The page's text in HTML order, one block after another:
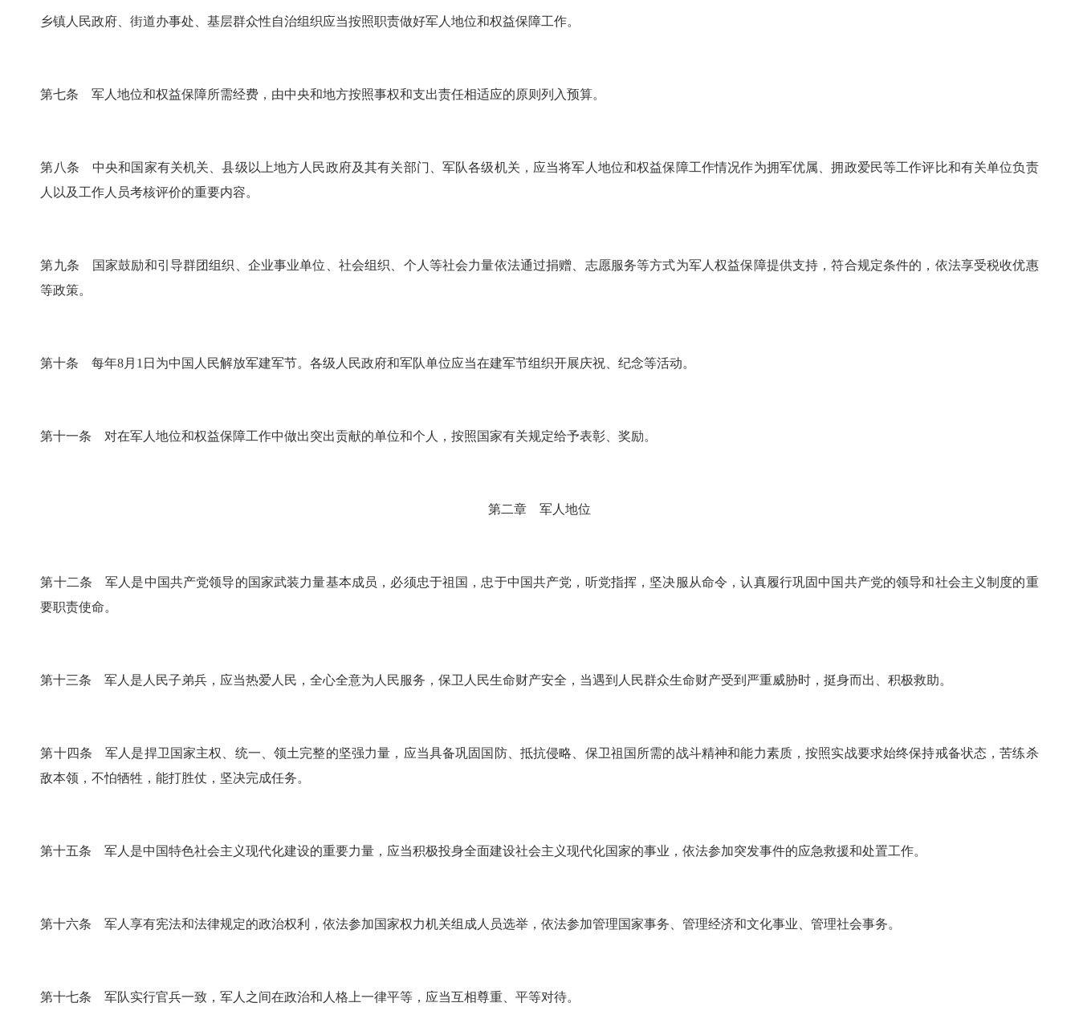
乡镇人民政府、街道办事处、基层群众性自治组织应当按照职责做好军人地位和权益保障工作。
第七条 军人地位和权益保障所需经费，由中央和地方按照事权和支出责任相适应的原则列入预算。
第八条 中央和国家有关机关、县级以上地方人民政府及其有关部门、军队各级机关，应当将军人地位和权益保障工作情况作为拥军优属、拥政爱民等工作评比和有关单位负责
人以及工作人员考核评价的重要内容。
第九条 国家鼓励和引导群团组织、企业事业单位、社会组织、个人等社会力量依法通过捐赠、志愿服务等方式为军人权益保障提供支持，符合规定条件的，依法享受税收优惠
等政策。
第十条 每年8月 1 日为中国人民解放军建军节。各级人民政府和军队单位应当在建军节组织开展庆祝、纪念等活动。
第十一条 对在军人地位和权益保障工作中做出突出贡献的单位和个人，按照国家有关规定给予表彰、奖励。
第二章 军人地位
第十二条 军人是中国共产党领导的国家武装力量基本成员，必须忠于祖国，忠于中国共产党，听党指挥，坚决服从命令，认真履行巩固中国共产党的领导和社会主义制度的重
要职责使命。
第十三条 军人是人民子弟兵，应当热爱人民，全心全意为人民服务，保卫人民生命财产安全，当遇到人民群众生命财产受到严重威胁时，挺身而出、积极救助。
第十四条 军人是捍卫国家主权、统一、领土完整的坚强力量，应当具备巩固国防、抵抗侵略、保卫祖国所需的战斗精神和能力素质，按照实战要求始终保持戒备状态，苦练杀
敌本领，不怕牺牲，能打胜仗，坚决完成任务。
第十五条 军人是中国特色社会主义现代化建设的重要力量，应当积极投身全面建设社会主义现代化国家的事业，依法参加突发事件的应急救援和处置工作。
第十六条 军人享有宪法和法律规定的政治权利，依法参加国家权力机关组成人员选举，依法参加管理国家事务、管理经济和文化事业、管理社会事务。
第十七条 军队实行官兵一致，军人之间在政治和人格上一律平等，应当互相尊重、平等对待。